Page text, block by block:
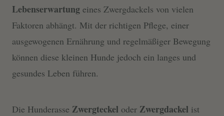
Lebenserwartung eines Zwergdackels von vielen
Faktoren abhängt. Mit der richtigen Pflege, einer
ausgewogenen Ernährung und regelmäßiger Bewegung
können diese kleinen Hunde jedoch ein langes und
gesundes Leben führen.
Die Hunderasse Zwergteckel oder Zwergdackel ist